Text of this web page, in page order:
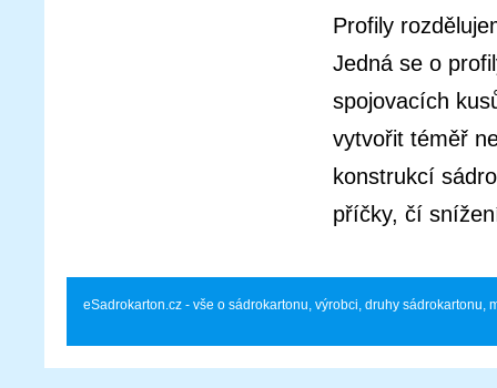
Profily
Jedná se o
spojovacích
vytvořit téměř
konstrukcí
příčky, čí
eSadrokarton.cz - vše o sádrokartonu, výrobci, druhy sádrokartonu,